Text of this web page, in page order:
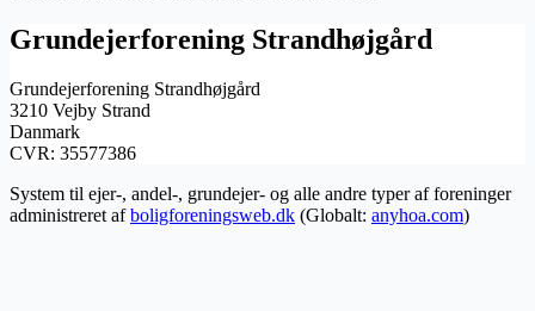
Grundejerforening Strandhøjgård
Grundejerforening Strandhøjgård
3210 Vejby Strand
Danmark
CVR: 35577386
System til ejer-, andel-, grundejer- og alle andre typer af foreninger
administreret afboligforeningsweb.dk (Globalt: anyhoa.com)